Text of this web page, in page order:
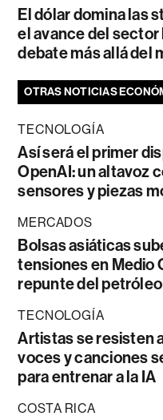
El dólar domina las
el avance del sector
debate más allá del
OTRAS NOTICIAS
TECNOLOGÍA
Así será el primer
OpenAI: un altavoz
sensores y piezas
MERCADOS
Bolsas asiáticas
tensiones en Medio
repunte del petróleo
TECNOLOGÍA
Artistas se resisten
voces y canciones
para entrenar a la IA
COSTA RICA